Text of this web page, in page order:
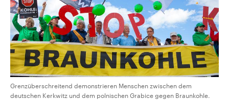
Grenzüberschreitend demonstrieren Menschen zwischen dem
deutschen Kerkwitz und dem polnischen Grabice gegen Braunkohle.